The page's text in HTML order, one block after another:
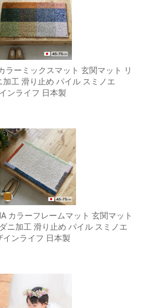
ラーミックスマット 玄関マット リ
加工 滑り止め パイル スミノエ
ンライフ 日本製
カラーフレームマット 玄関マット
ニ加工 滑り止め パイル スミノエ
インライフ 日本製